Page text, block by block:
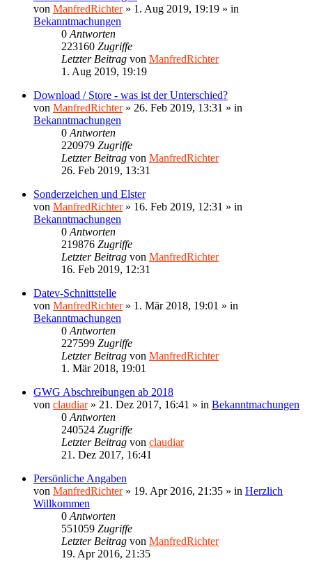
von ManfredRichter» 1. Aug 2019, 19:19 » in
Bekanntmachungen
0 Antworten
223160 Zugriffe
Letzter Beitrag von ManfredRichter
1. Aug 2019, 19:19
Download / Store - was ist der Unterschied?
von ManfredRichter» 26. Feb 2019, 13:31 » in
Bekanntmachungen
0 Antworten
220979 Zugriffe
Letzter Beitrag von ManfredRichter
26. Feb 2019, 13:31
Sonderzeichen und Elster
von ManfredRichter» 16. Feb 2019, 12:31 » in
Bekanntmachungen
0 Antworten
219876 Zugriffe
Letzter Beitrag von ManfredRichter
16. Feb 2019, 12:31
Datev-Schnittstelle
von ManfredRichter» 1. Mär 2018, 19:01 » in
Bekanntmachungen
0 Antworten
227599 Zugriffe
Letzter Beitrag von ManfredRichter
1. Mär 2018, 19:01
GWG Abschreibungen ab 2018
von claudiar» 21. Dez 2017, 16:41 » in Bekanntmachungen
0 Antworten
240524 Zugriffe
Letzter Beitrag von claudiar
21. Dez 2017, 16:41
Persönliche Angaben
von ManfredRichter» 19. Apr 2016, 21:35 » in Herzlich
Willkommen
0 Antworten
551059 Zugriffe
Letzter Beitrag von ManfredRichter
19. Apr 2016, 21:35